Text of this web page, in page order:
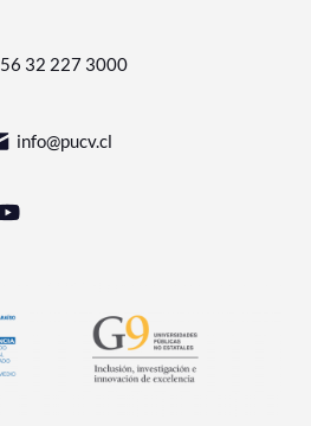
56 32 227 3000
info@pucv.cl